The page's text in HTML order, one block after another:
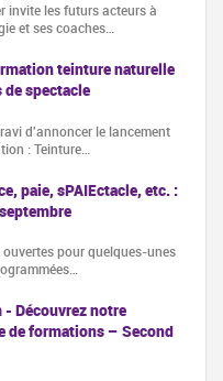
invite les futurs acteurs à
et ses coaches…
teinture naturelle
spectacle
ravi d'annoncer le lancement
: Teinture…
paie, sPAIEctacle, etc. :
pour quelques-unes
Découvrez notre
de formations – Second